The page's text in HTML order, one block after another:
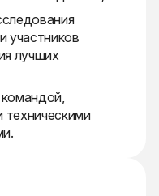
участников
лучших